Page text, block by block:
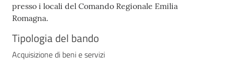
presso i locali del Comando Regionale Emilia
Romagna.
Tipologia del bando
Acquisizione di beni e servizi